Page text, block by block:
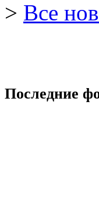
> Все
Последние